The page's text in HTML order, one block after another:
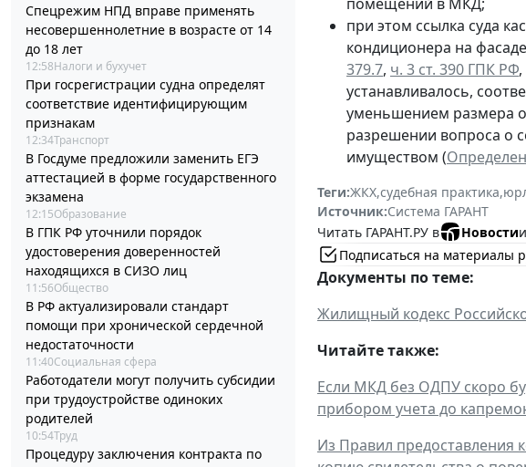
Спецрежим НПД вправе применять
несовершеннолетние в возрасте от 14
до 18 лет
12:58Налоги и бухучет
При госрегистрации судна определят
соответствие идентифицирующим
признакам
12:34Транспорт
В Госдуме предложили заменить ЕГЭ
аттестацией в форме государственного
экзамена
12:15Образование
В ГПК РФ уточнили порядок
удостоверения доверенностей
находящихся в СИЗО лиц
11:56Общество
В РФ актуализировали стандарт
помощи при хронической сердечной
недостаточности
11:40Социальная сфера
Работодатели могут получить субсидии
при трудоустройстве одиноких
родителей
10:54Труд
Процедуру заключения контракта по
при этом ссылка суда
кондиционера на
379.7, ч. 3 ст. 390 ГПК РФ
устанавливалось,
уменьшением размера
разрешении вопроса о
имуществом (
Теги:ЖКХ,судебная практика,
Источник:Система ГАРАНТ
Читать ГАРАНТ.РУ в
Новостии
Подписаться на материалы
Документы по теме:
Жилищный кодекс
Читайте также:
Если МКД без ОДПУ скоро
прибором учета до
Из Правил предоставления